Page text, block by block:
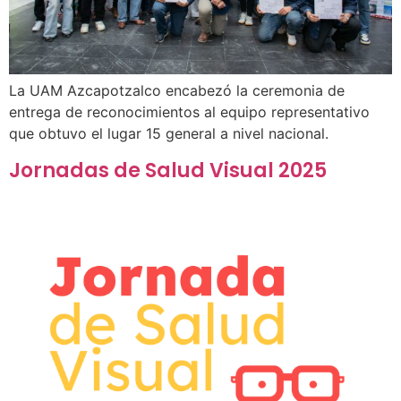
La UAM Azcapotzalco encabezó la ceremonia de
entrega de reconocimientos al equipo representativo
que obtuvo el lugar 15 general a nivel nacional.
Jornadas de Salud Visual 2025